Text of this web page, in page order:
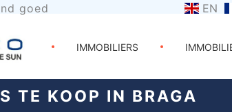
goed EN
IMMOBILIERS
TE KOOP IN BRAGA